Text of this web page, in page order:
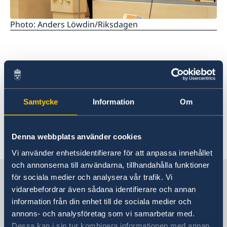
Samtycke Information Om
Denna webbplats använder cookies
Vi använder enhetsidentifierare för att anpassa innehållet
och annonserna till användarna, tillhandahålla funktioner
för sociala medier och analysera vår trafik. Vi
vidarebefordrar även sådana identifierare och annan
information från din enhet till de sociala medier och
annons- och analysföretag som vi samarbetar med.
Photo: Anders Löwdin/Riksdagen
Ta del av och läs
utrikesdeklarationen 2023.
Tal: Utrikesdeklarationen på regeringens
Pressmeddelande om utrikesdeklarationen på
regeringens webbplats
Sverige i Indien
Sveriges ambassad